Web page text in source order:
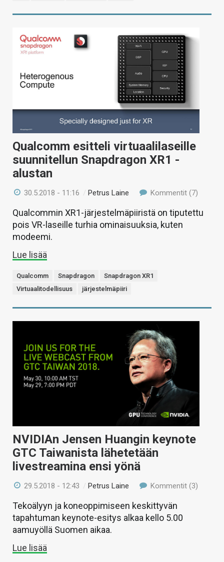
Qualcomm esitteli virtuaalilaseille
suunnitellun Snapdragon XR1 -
alustan
30.5.2018 - 11:16 /Petrus Laine Kommentit (7)
Qualcommin XR1-järjestelmäpiiristä on tiputettu
pois VR-laseille turhia ominaisuuksia, kuten
modeemi.
Lue lisää
Qualcomm Snapdragon
Snapdragon XR1
Virtuaalitodellisuus
järjestelmäpiiri
NVIDIAn Jensen Huangin keynote
GTC Taiwanista lähetetään
livestreamina ensi yönä
29.5.2018 - 12:43 /Petrus Laine Kommentit (3)
Tekoälyyn ja koneoppimiseen keskittyvän
tapahtuman keynote-esitys alkaa kello 5.00
aamuyöllä Suomen aikaa.
Lue lisää